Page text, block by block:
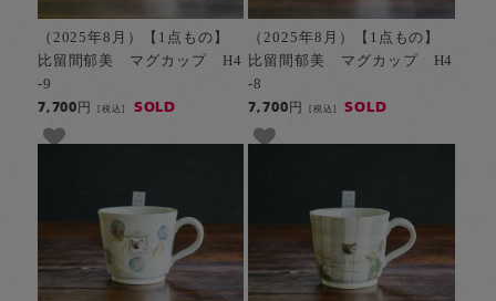
（2025年8月）【1点もの】
比留間郁美 マグカップ H4
-9
7,700円[税込] SOLD
（2025年8月）【1点もの】
比留間郁美 マグカップ H4
-8
7,700円 [税込] SOLD